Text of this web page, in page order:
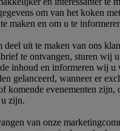
om van het koken
maken en om u te
deel uit te maken van ons
te ontvangen, sturen wij
inhoud en informeren wij u
gelanceerd, wanneer er
komende evenementen zijn,
zijn.
van onze